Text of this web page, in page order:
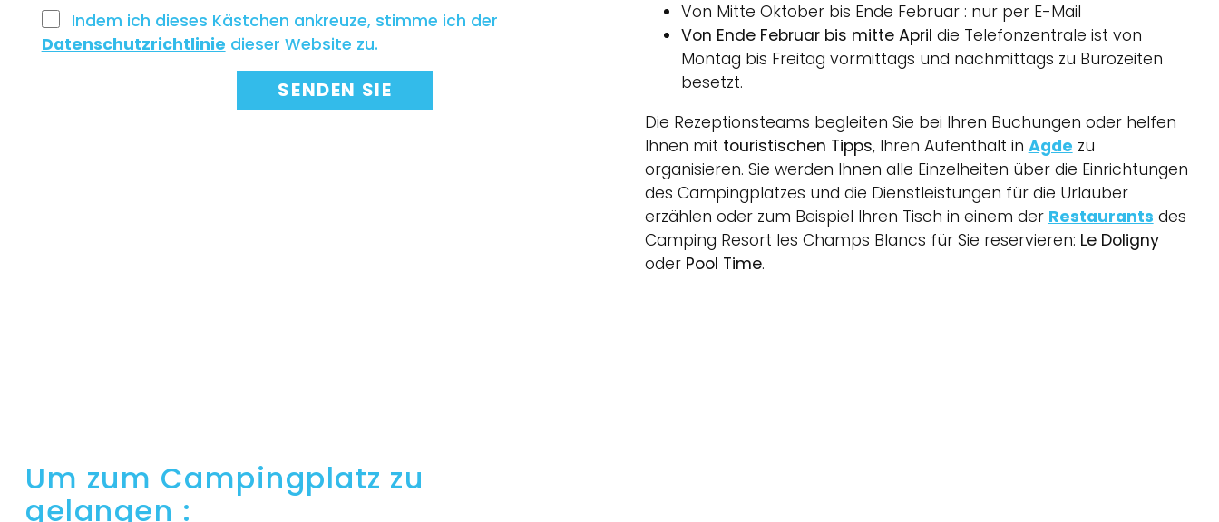
Indem ich dieses Kästchen ankreuze, stimme ich der
Datenschutzrichtlinie dieser Website zu.
Von Mitte Oktober bis Ende Februar : nur per E-Mail
Von Ende Februar bis mitte April die Telefonzentrale ist von
Montag bis Freitag vormittags und nachmittags zu Bürozeiten
besetzt.
Die Rezeptionsteams begleiten Sie bei Ihren Buchungen oder helfen
Ihnen mit touristischen Tipps, Ihren Aufenthalt in Agde zu
organisieren. Sie werden Ihnen alle Einzelheiten über die Einrichtungen
des Campingplatzes und die Dienstleistungen für die Urlauber
erzählen oder zum Beispiel Ihren Tisch in einem der Restaurants des
Camping Resort les Champs Blancs für Sie reservieren: Le Doligny
oder Pool Time.
Um zum Campingplatz zu
gelangen :